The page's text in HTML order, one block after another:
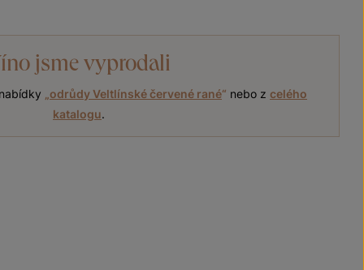
jsme vyprodali
odrůdy Veltlínské červené rané“ nebo z celého
katalogu.